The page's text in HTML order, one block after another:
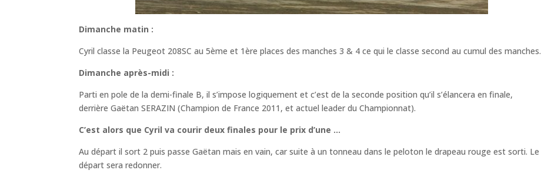
Dimanche matin :
Cyril classe la Peugeot 208SC au 5ème et 1ère places des manches 3 & 4 ce qui le classe second au cumul des manches.
Dimanche après-midi :
Parti en pole de la demi-finale B, il s’impose logiquement et c’est de la seconde position qu’il s’élancera en finale,
derrière Gaëtan SERAZIN (Champion de France 2011, et actuel leader du Championnat).
C’est alors que Cyril va courir deux finales pour le prix d’une …
Au départ il sort 2 puis passe Gaëtan mais en vain, car suite à un tonneau dans le peloton le drapeau rouge est sorti. Le
départ sera redonner.